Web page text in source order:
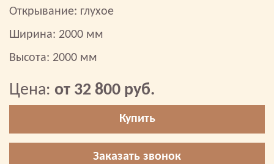
Открывание: глухое
Ширина: 2000 мм
Высота: 2000 мм
Цена: от 32 800 руб.
Купить
Заказать звонок